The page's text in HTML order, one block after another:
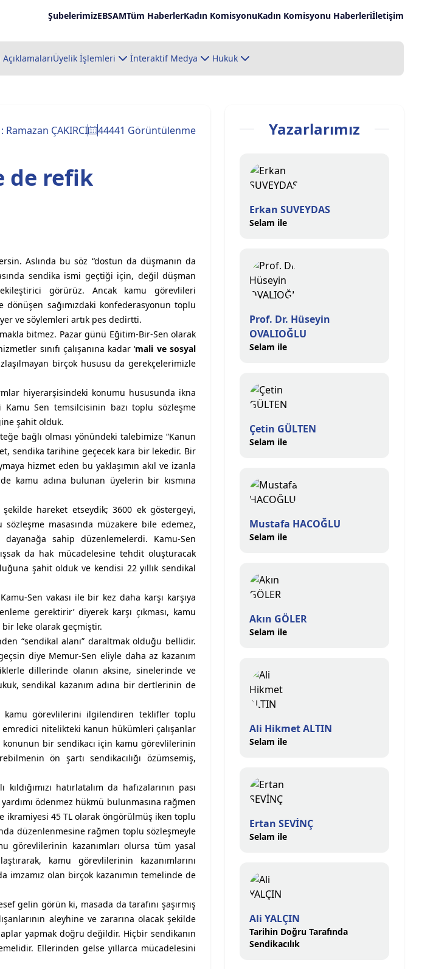
ŞubelerimizEBSAMTüm HaberlerKadın KomisyonuKadın Komisyonu Haberleriİletişim
AçıklamalarıÜyelik İşlemleri İnteraktif Medya Hukuk
Ramazan ÇAKIRCI 44441 Görüntülenme
de refik
Aslında bu söz “dostun da düşmanın da
sendika ismi geçtiği için, değil düşman
görürüz. Ancak kamu görevlileri
dönüşen sağımızdaki konfederasyonun toplu
ve söylemleri artık pes dedirtti.
bitmez. Pazar günü Eğitim-Bir-Sen olarak
sınıfı çalışanına kadar ‘mali ve sosyal
birçok hususu da gerekçelerimizle
hiyerarşisindeki konumu hususunda ikna
Kamu Sen temsilcisinin bazı toplu sözleşme
şahit olduk.
bağlı olması yönündeki talebimize “Kanun
sendika tarihine geçecek kara bir lekedir. Bir
hizmet eden bu yaklaşımın akıl ve izanla
kamu adına bulunan üyelerin bir kısmına
şekilde hareket etseydik; 3600 ek göstergeyi,
masasında müzakere bile edemez,
sahip düzenlemelerdi. Kamu-Sen
da hak mücadelesine tehdit oluşturacak
şahit olduk ve kendisi 22 yıllık sendikal
Sen vakası ile bir kez daha karşı karşıya
gerektirir’ diyerek karşı çıkması, kamu
bir leke olarak geçmiştir.
“sendikal alanı” daraltmak olduğu bellidir.
diye Memur-Sen eliyle daha az kazanım
dillerinde olanın aksine, sinelerinde ve
sendikal kazanım adına bir dertlerinin de
kamu görevlilerini ilgilendiren teklifler toplu
nitelikteki kanun hükümleri çalışanlar
bir sendikacı için kamu görevlilerinin
ön şartı sendikacılığı özümsemiş,
hatırlatalım da hafızalarının pası
ödenmez hükmü bulunmasına rağmen
ikramiyesi 45 TL olarak öngörülmüş iken toplu
düzenlenmesine rağmen toplu sözleşmeyle
görevlilerinin kazanımları olursa tüm yasal
kamu görevlilerinin kazanımlarını
imzamız olan birçok kazanımın temelinde de
gelin görün ki, masada da tarafını şaşırmış
aleyhine ve zararına olacak şekilde
yapmak doğru değildir. Hiçbir sendikanın
Ellerinden gelse yıllarca mücadelesini
Yazarlarımız
Erkan SUVEYDAS
Selam ile
Prof. Dr. Hüseyin
OVALIOĞLU
Selam ile
Çetin GÜLTEN
Selam ile
Mustafa HACOĞLU
Selam ile
Akın GÖLER
Selam ile
Ali Hikmet ALTIN
Selam ile
Ertan SEVİNÇ
Selam ile
Ali YALÇIN
Tarihin Doğru Tarafında
Sendikacılık